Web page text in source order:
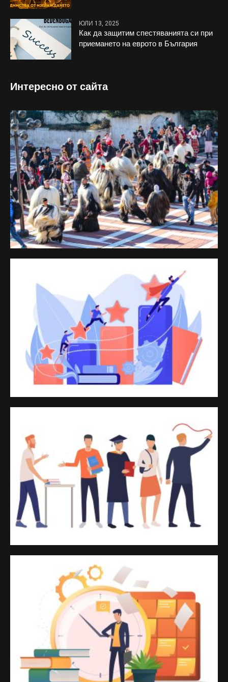
ЮЛИ 13, 2025
Как да защитим спестяванията си при
приемането на еврото в България
Интересно от сайта